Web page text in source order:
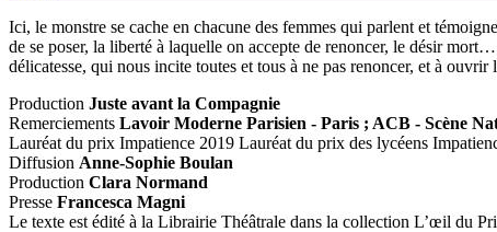
Ici, le monstre se cache en chacune des femmes qui parlent et
de se poser, la liberté à laquelle on accepte de renoncer, le désir
délicatesse, qui nous incite toutes et tous à ne pas renoncer, et à ouvrir
Production Juste avant la Compagnie
Remerciements Lavoir Moderne Parisien - Paris ; ACB - Scène
Lauréat du prix Impatience 2019 Lauréat du prix des lycéens
Diffusion Anne-Sophie Boulan
Production Clara Normand
Presse Francesca Magni
Le texte est édité à la Librairie Théâtrale dans la collection L’œil du